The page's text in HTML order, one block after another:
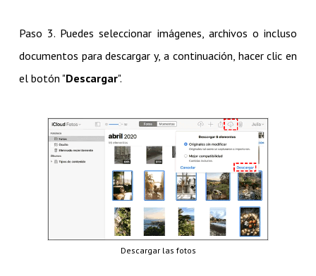
Paso 3. Puedes seleccionar imágenes, archivos o incluso
documentos para descargar y, a continuación, hacer clic en
el botón "Descargar".
Descargar las fotos